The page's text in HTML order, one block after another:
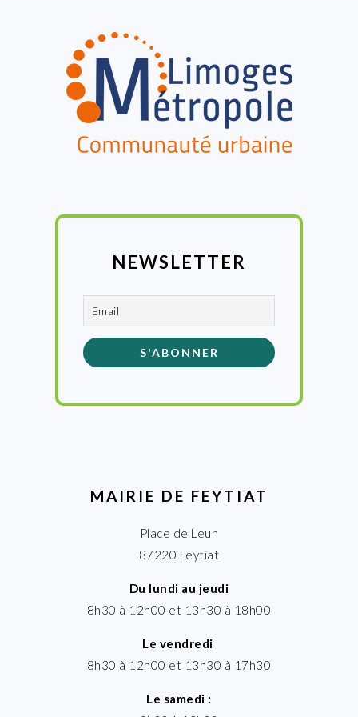
NEWSLETTER
MAIRIE DE FEYTIAT
Place de Leun
87220 Feytiat
Du lundi au jeudi
8h30 à 12h00 et 13h30 à 18h00
Le vendredi
8h30 à 12h00 et 13h30 à 17h30
Le samedi :